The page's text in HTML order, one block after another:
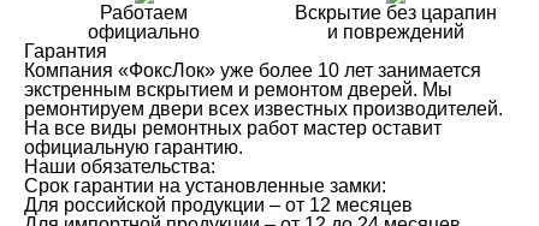
Работаем
официально
Вскрытие без царапин
и повреждений
Гарантия
Компания «ФоксЛок» уже более 10 лет занимается
экстренным вскрытием и ремонтом дверей. Мы
ремонтируем двери всех известных производителей.
На все виды ремонтных работ мастер оставит
официальную гарантию.
Наши обязательства:
Срок гарантии на установленные замки:
Для российской продукции – от 12 месяцев